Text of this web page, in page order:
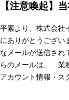
【注意喚起】
平素より、株式会社
にありがとうござい
なメールが送信され
らのメールは、 業
アカウント情報・ス